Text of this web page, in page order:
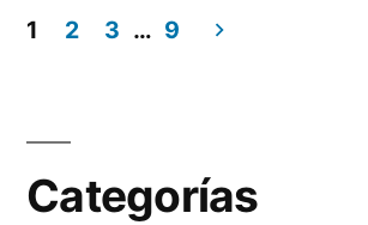
de
entradas
1 2 3 … 9
Categorías